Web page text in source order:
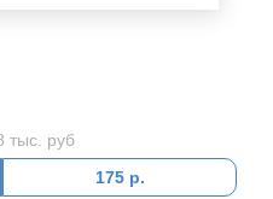
тыс. руб
175 р.